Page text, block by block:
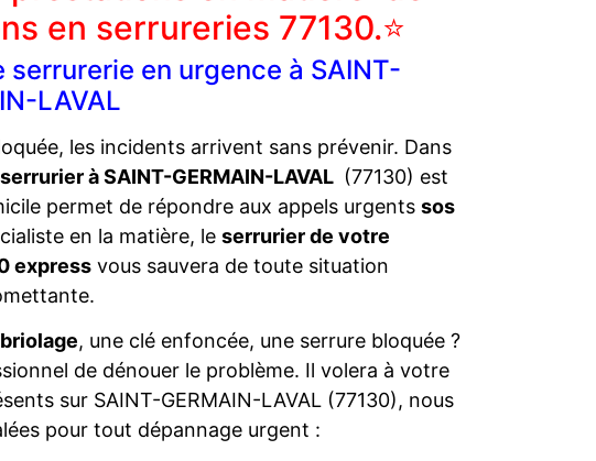
en serrureries 77130.⭐
serrurerie en urgence à SAINT-
LAVAL
les incidents arrivent sans prévenir. Dans
à SAINT-GERMAIN-LAVAL (77130) est
permet de répondre aux appels urgents sos
en la matière, le serrurier de votre
expressvous sauvera de toute situation
, une clé enfoncée, une serrure bloquée ?
de dénouer le problème. Il volera à votre
sur SAINT-GERMAIN-LAVAL (77130), nous
pour tout dépannage urgent :